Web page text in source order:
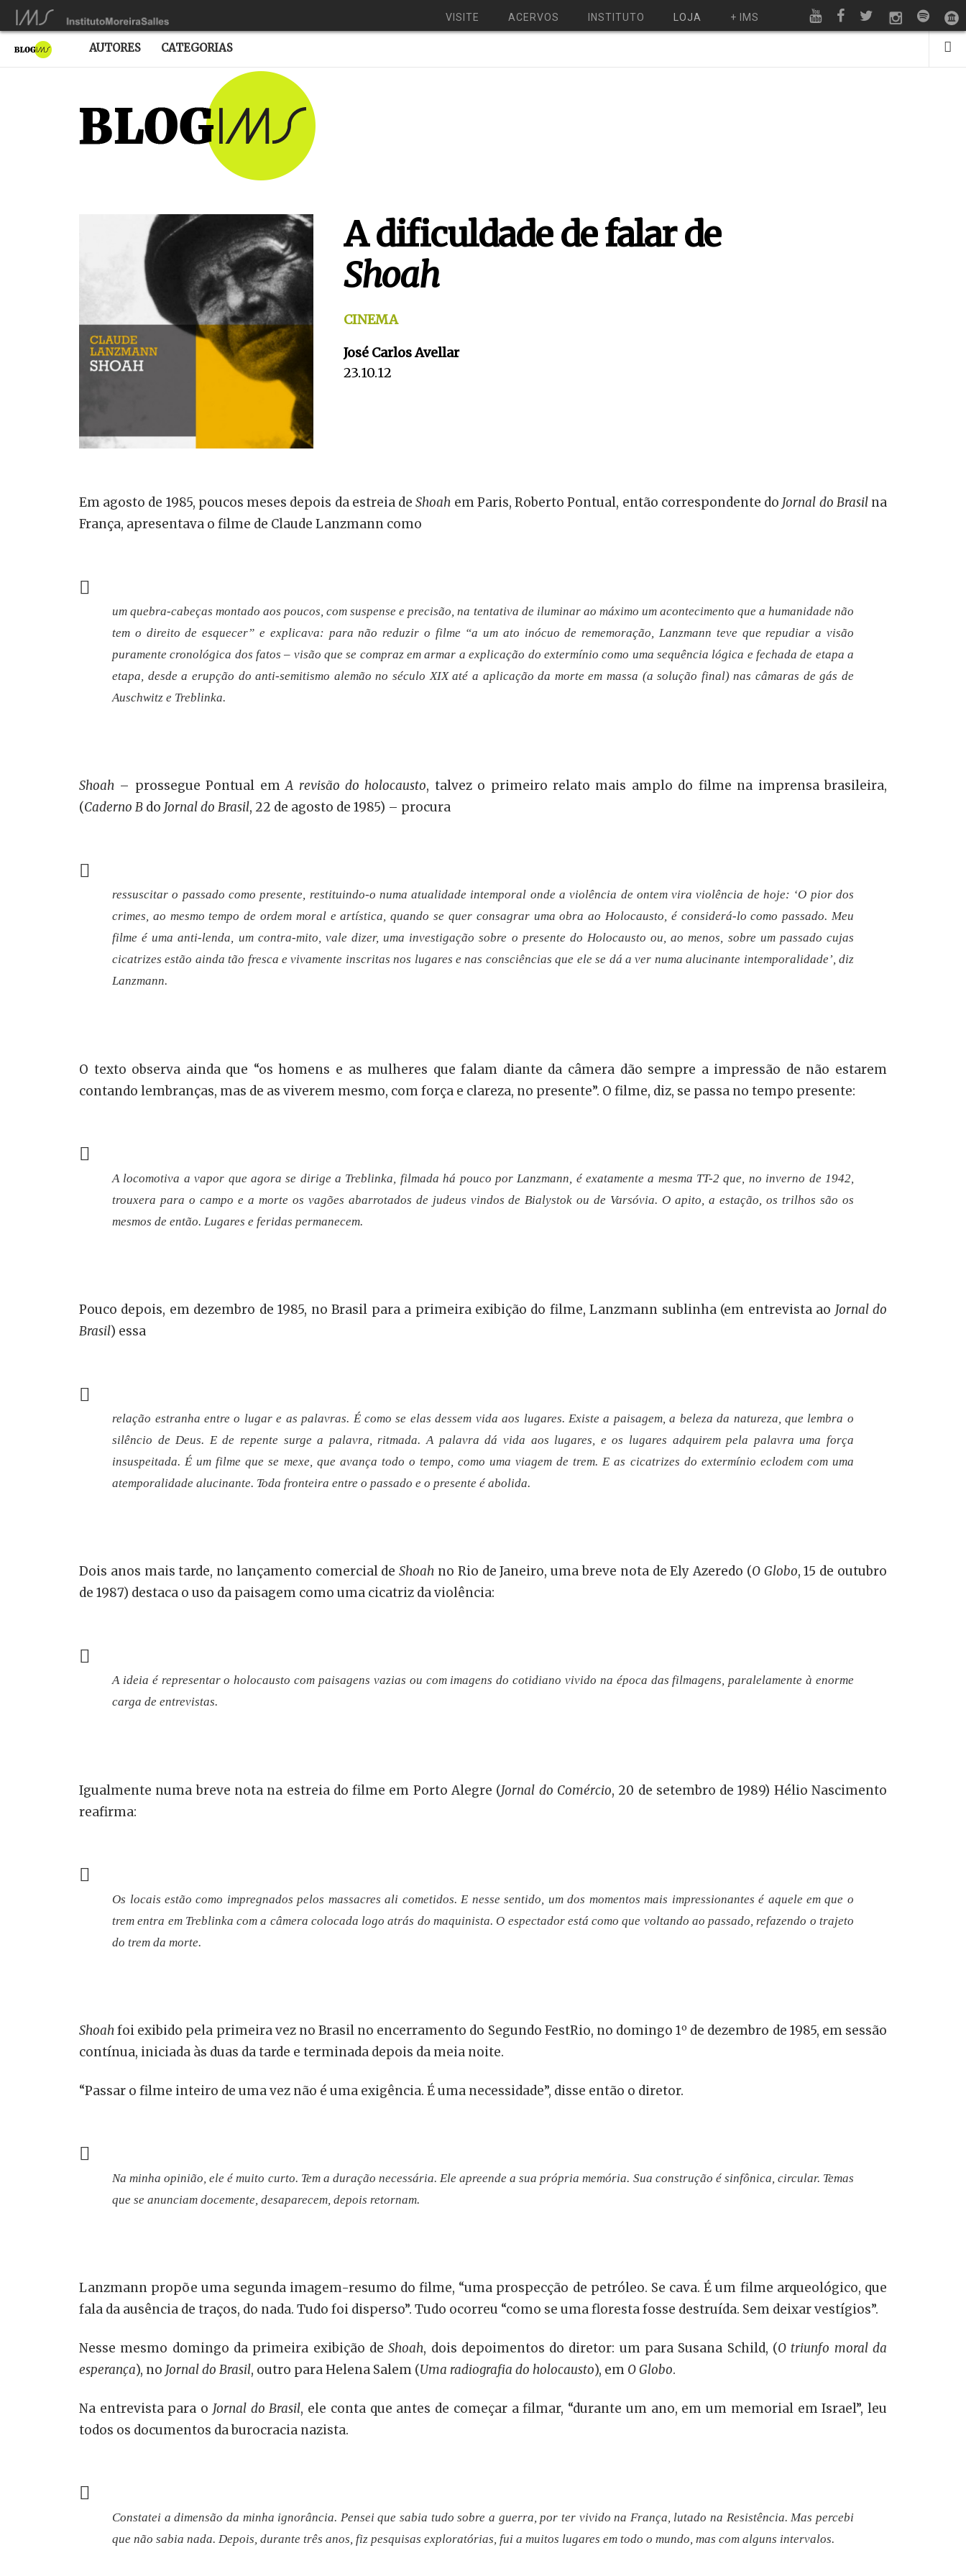
VISITE ACERVOS INSTITUTO LOJA + IMS
AUTORES CATEGORIAS
A dificuldade de falar de
Shoah
CINEMA
José Carlos Avellar
23.10.12
Em agosto de 1985, poucos meses depois da estreia deShoah em Paris, Roberto Pontual, então correspondente do Jornal do Brasilna
França, apresentava o filme de Claude Lanzmann como
um quebra-cabeças montado aos poucos, comsuspense e precisão, na tentativa de iluminar ao máximo um acontecimento que a humanidade não
tem o direito de esquecer” e explicava: para não reduzir o filme “a um ato inócuo de rememoração, Lanzmann teve que repudiar a visão
puramente cronológica dos fatos – visão que se compraz em armar a explicação do extermínio como uma sequência lógica e fechada de etapa a
etapa, desde a erupção do anti-semitismo alemão no século XIX até a aplicação da morte em massa (a solução final) nas câmaras de gás de
Auschwitz e Treblinka.
Shoah – prossegue Pontual emA revisão do holocausto, talvez o primeiro relato mais amplo do filme na imprensa brasileira,
(Caderno B do Jornal do Brasil, 22 de agosto de 1985) – procura
ressuscitar o passado como presente, restituindo-o numa atualidade intemporal onde a violência de ontem vira violência de hoje: ‘O pior dos
crimes, ao mesmo tempo de ordem moral e artística, quando se quer consagrar uma obra ao Holocausto, é considerá-lo como passado. Meu
filme é uma anti-lenda, um contra-mito, vale dizer, uma investigação sobre o presente do Holocausto ou, ao menos, sobre um passado cujas
cicatrizes estão ainda tão fresca e vivamente inscritas nos lugares e nas consciências que ele se dá a ver numa alucinante intemporalidade’, diz
Lanzmann.
O texto observa ainda que “os homens e as mulheres que falam diante da câmera dão sempre a impressão de não estarem
contando lembranças, mas de as viverem mesmo, com força e clareza, no presente”. O filme, diz, se passa no tempo presente:
A locomotiva a vapor que agora se dirige a Treblinka, filmada há pouco por Lanzmann, é exatamente a mesma TT-2 que, no inverno de 1942,
trouxera para o campo e a morte os vagões abarrotados de judeus vindos de Bialystok ou de Varsóvia. O apito, a estação, os trilhos são os
mesmos de então. Lugares e feridas permanecem.
Pouco depois, em dezembro de 1985, no Brasil para a primeira exibição do filme, Lanzmann sublinha (em entrevista ao Jornal do
Brasil) essa
relação estranha entre o lugar e as palavras. É como se elas dessem vida aos lugares. Existe a paisagem, a beleza da natureza, que lembra o
silêncio de Deus. E de repente surge a palavra, ritmada. A palavra dá vida aos lugares, e os lugares adquirem pela palavra uma força
insuspeitada. É um filme que se mexe, que avança todo o tempo, como uma viagem de trem. E as cicatrizes do extermínio eclodem com uma
atemporalidade alucinante. Toda fronteira entre o passado e o presente é abolida.
Dois anos mais tarde, no lançamento comercial deShoah no Rio de Janeiro, uma breve nota de Ely Azeredo (O Globo, 15 de outubro
de 1987) destaca o uso da paisagem como uma cicatriz da violência:
A ideia é representar o holocausto com paisagens vazias ou com imagens do cotidiano vivido na época das filmagens, paralelamente à enorme
carga de entrevistas.
Igualmente numa breve nota na estreia do filme em Porto Alegre (Jornal do Comércio, 20 de setembro de 1989) Hélio Nascimento
reafirma:
Os locais estão como impregnados pelos massacres ali cometidos. E nesse sentido, um dos momentos mais impressionantes é aquele em que o
trem entra em Treblinka com a câmera colocada logo atrás do maquinista. O espectador está como que voltando ao passado, refazendo o trajeto
do trem da morte.
Shoahfoi exibido pela primeira vez no Brasil no encerramento do Segundo FestRio, no domingo 1o de dezembro de 1985, em sessão
contínua, iniciada às duas da tarde e terminada depois da meia noite.
“Passar o filme inteiro de uma vez não é uma exigência. É uma necessidade”, disse então o diretor.
Na minha opinião, ele é muito curto. Tem a duração necessária. Ele apreende a sua própria memória. Sua construção é sinfônica, circular. Temas
que se anunciam docemente, desaparecem, depois retornam.
Lanzmann propõe uma segunda imagem-resumo do filme, “uma prospecção de petróleo. Se cava. É um filme arqueológico, que
fala da ausência de traços, do nada. Tudo foi disperso”. Tudo ocorreu “como se uma floresta fosse destruída. Sem deixar vestígios”.
Nesse mesmo domingo da primeira exibição deShoah, dois depoimentos do diretor: um para Susana Schild, (O triunfo moral da
esperança), no Jornal do Brasil, outro para Helena Salem (Uma radiografia do holocausto), em O Globo.
Na entrevista para o Jornal do Brasil, ele conta que antes de começar a filmar, “durante um ano, em um memorial em Israel”, leu
todos os documentos da burocracia nazista.
Constatei a dimensão da minha ignorância. Pensei que sabia tudo sobre a guerra, por ter vivido na França, lutado na Resistência. Mas percebi
que não sabia nada. Depois, durante três anos, fiz pesquisas exploratórias, fui a muitos lugares em todo o mundo, mas com alguns intervalos.